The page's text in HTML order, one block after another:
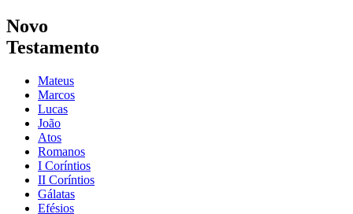
Novo
Testamento
Mateus
Marcos
Lucas
João
Atos
Romanos
I Coríntios
II Coríntios
Gálatas
Efésios